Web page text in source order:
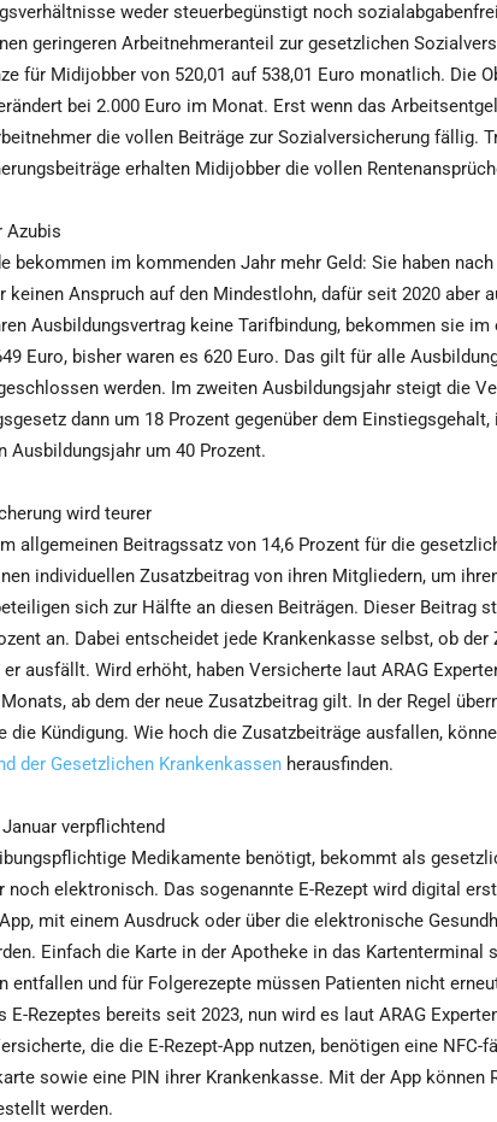
weder steuerbegünstigt noch
geringeren Arbeitnehmeranteil zur gesetzlichen
für Midijobber von 520,01 auf 538,01 Euro monatlich. Die
bei 2.000 Euro im Monat. Erst wenn das
die vollen Beiträge zur Sozialversicherung fällig.
erhalten Midijobber die vollen
Azubis
bekommen im kommenden Jahr mehr Geld: Sie haben
keinen Anspruch auf den Mindestlohn, dafür seit 2020 aber
Ausbildungsvertrag keine Tarifbindung, bekommen sie
Euro, bisher waren es 620 Euro. Das gilt für alle
werden. Im zweiten Ausbildungsjahr steigt die
dann um 18 Prozent gegenüber dem
Ausbildungsjahr um 40 Prozent.
wird teurer
allgemeinen Beitragssatz von 14,6 Prozent für die
individuellen Zusatzbeitrag von ihren Mitgliedern, um
sich zur Hälfte an diesen Beiträgen. Dieser Beitrag
an. Dabei entscheidet jede Krankenkasse selbst, ob
ausfällt. Wird erhöht, haben Versicherte laut ARAG
ab dem der neue Zusatzbeitrag gilt. In der Regel
die Kündigung. Wie hoch die Zusatzbeiträge ausfallen,
der Gesetzlichen Krankenkassen herausfinden.
Januar verpflichtend
Medikamente benötigt, bekommt als
noch elektronisch. Das sogenannte E-Rezept wird digital
mit einem Ausdruck oder über die elektronische
Einfach die Karte in der Apotheke in das Kartenterminal
entfallen und für Folgerezepte müssen Patienten nicht
E-Rezeptes bereits seit 2023, nun wird es laut ARAG
die die E-Rezept-App nutzen, benötigen eine NFC-
sowie eine PIN ihrer Krankenkasse. Mit der App können
werden.